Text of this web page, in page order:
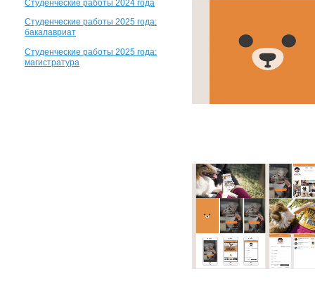
Студенческие работы 2024 года
Студенческие работы 2025 года:
бакалавриат
Студенческие работы 2025 года:
магистратура